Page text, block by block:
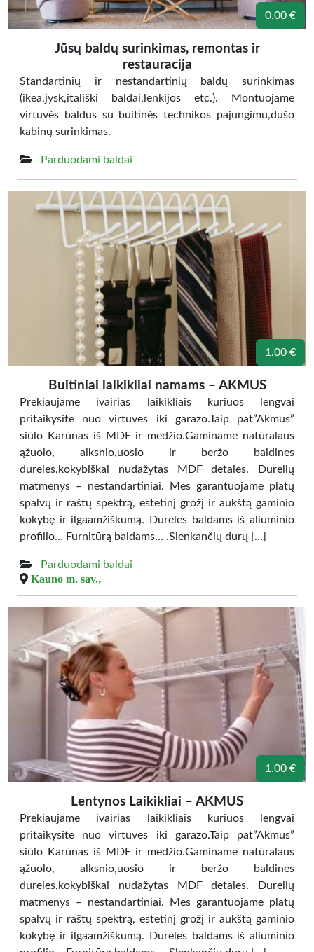
0.00 €
Jūsų baldų surinkimas, remontas ir
restauracija
Standartinių ir nestandartinių baldų surinkimas
(ikea,jysk,itališki baldai,lenkijos etc.). Montuojame
virtuvės baldus su buitinės technikos pajungimu,dušo
kabinų surinkimas.
Parduodami baldai
1.00 €
Buitiniai laikikliai namams – AKMUS
Prekiaujame ivairias laikikliais kuriuos lengvai
pritaikysite nuo virtuves iki garazo.Taip pat”Akmus”
siūlo Karūnas iš MDF ir medžio.Gaminame natūralaus
ąžuolo, alksnio,uosio ir beržo baldines
dureles,kokybiškai nudažytas MDF detales. Durelių
matmenys – nestandartiniai. Mes garantuojame platų
spalvų ir raštų spektrą, estetinį grožį ir aukštą gaminio
kokybę ir ilgaamžiškumą. Dureles baldams iš aliuminio
profilio… Furnitūrą baldams… .Slenkančių durų […]
Parduodami baldai
Kauno m. sav.,
1.00 €
Lentynos Laikikliai – AKMUS
Prekiaujame ivairias laikikliais kuriuos lengvai
pritaikysite nuo virtuves iki garazo.Taip pat”Akmus”
siūlo Karūnas iš MDF ir medžio.Gaminame natūralaus
ąžuolo, alksnio,uosio ir beržo baldines
dureles,kokybiškai nudažytas MDF detales. Durelių
matmenys – nestandartiniai. Mes garantuojame platų
spalvų ir raštų spektrą, estetinį grožį ir aukštą gaminio
kokybę ir ilgaamžiškumą. Dureles baldams iš aliuminio